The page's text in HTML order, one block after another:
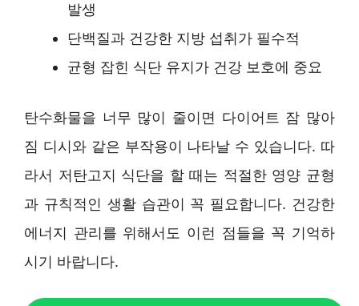
발생
단백질과 건강한 지방 섭취가 필수적
균형 잡힌 식단 유지가 건강 보호에 중요
탄수화물을 너무 많이 줄이면 다이어트 잠 많아
짐 디시와 같은 부작용이 나타날 수 있습니다. 따
라서 저탄고지 식단을 할 때는 적절한 영양 균형
과 규칙적인 생활 습관이 꼭 필요합니다. 건강한
에너지 관리를 위해서도 이런 점들을 꼭 기억하
시기 바랍니다.